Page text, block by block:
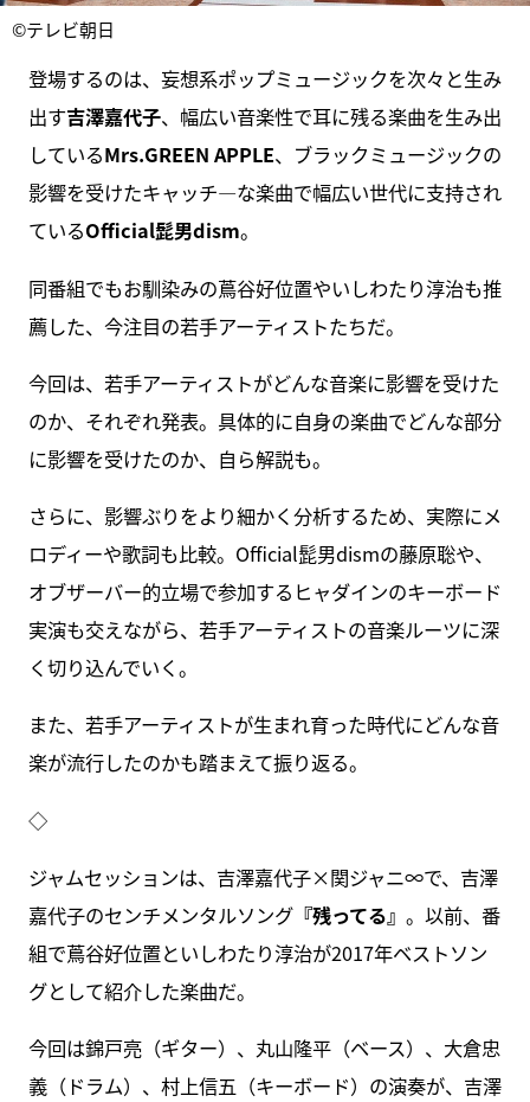
©テレビ朝日
登場するのは、妄想系ポップミュージックを次々と生み
出す吉澤嘉代子、幅広い音楽性で耳に残る楽曲を生み出
しているMrs.GREEN APPLE、ブラックミュージックの
影響を受けたキャッチ―な楽曲で幅広い世代に支持され
ているOfficial髭男dism。
同番組でもお馴染みの蔦谷好位置やいしわたり淳治も推
薦した、今注目の若手アーティストたちだ。
今回は、若手アーティストがどんな音楽に影響を受けた
のか、それぞれ発表。具体的に自身の楽曲でどんな部分
に影響を受けたのか、自ら解説も。
さらに、影響ぶりをより細かく分析するため、実際にメ
ロディーや歌詞も比較。Official髭男dismの藤原聡や、
オブザーバー的立場で参加するヒャダインのキーボード
実演も交えながら、若手アーティストの音楽ルーツに深
く切り込んでいく。
また、若手アーティストが生まれ育った時代にどんな音
楽が流行したのかも踏まえて振り返る。
◇
ジャムセッションは、吉澤嘉代子×関ジャニ∞で、吉澤
嘉代子のセンチメンタルソング『残ってる』 。以前、番
組で蔦谷好位置といしわたり淳治が2017年ベストソン
グとして紹介した楽曲だ。
今回は錦戸亮（ギター）、丸山隆平（ベース）、大倉忠
義（ドラム）、村上信五（キーボード）の演奏が、吉澤